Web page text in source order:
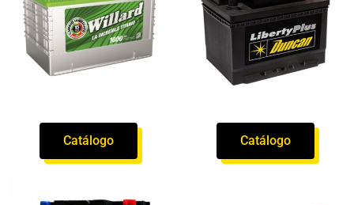
Catálogo Catálogo